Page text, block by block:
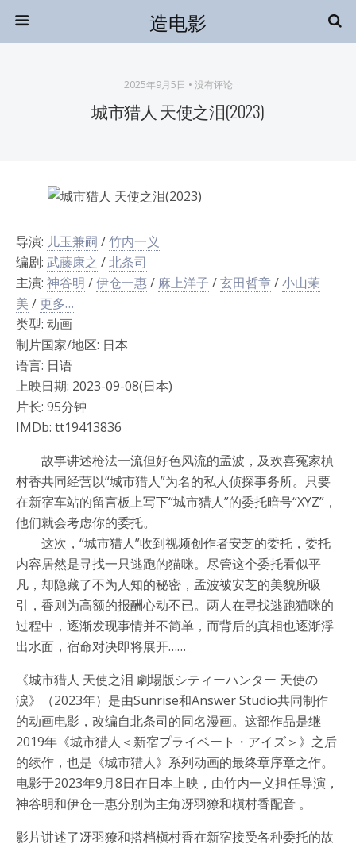
造电影
2025年9月5日 • 没有评论
城市猎人 天使之泪(2023)
导演: 儿玉兼嗣 /竹内一义
编剧: 武藤康之 /北条司
主演: 神谷明 /伊仓一惠 / 麻上洋子 /玄田哲章/小山茉
美 / 更多…
类型: 动画
制片国家/地区: 日本
语言: 日语
上映日期: 2023-09-08(日本)
片长: 95分钟
IMDb: tt19413836
故事讲述枪法一流但好色风流的孟波，及欢喜冤家槙
村香共同经营以“城市猎人”为名的私人侦探事务所。只要
在新宿车站的留言板上写下“城市猎人”的委托暗号“XYZ”，
他们就会考虑你的委托。
这次，“城市猎人”收到视频创作者安芝的委托，委托
内容居然是寻找一只逃跑的猫咪。尽管这个委托看似平
凡，却隐藏了不为人知的秘密，孟波被安芝的美貌所吸
引，香则为高额的报酬心动不已。两人在寻找逃跑猫咪的
过程中，逐渐发现事情并不简单，而背后的真相也逐渐浮
出水面，宿命对决即将展开……
《城市猎人 天使之泪 劇場版シティーハンター 天使の
涙》（2023年）是由Sunrise和Answer Studio共同制作
的动画电影，改编自北条司的同名漫画。这部作品是继
2019年《城市猎人＜新宿プライベート・アイズ＞》之后
的续作，也是《城市猎人》系列动画的最终章序章之作。
电影于2023年9月8日在日本上映，由竹内一义担任导演，
神谷明和伊仓一惠分别为主角冴羽獠和槇村香配音 。
影片讲述了冴羽獠和搭档槇村香在新宿接受各种委托的故